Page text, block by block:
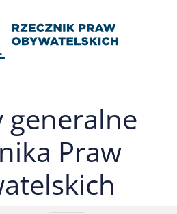
(nacisnij Enter)
Enter)
na czarnym
tekst na żółtym
generalne
Praw